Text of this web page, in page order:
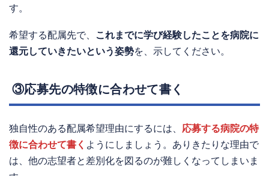
す。
希望する配属先で、
これまでに学び経験したことを病院に
還元していきたいという姿勢を、示してください。
③応募先の特徴に合わせて書く
独自性のある配属希望理由にするには、 応募する病院の特
徴に合わせて書く ようにしましょう。ありきたりな理由で
は、他の志望者と差別化を図るのが難しくなってしまいま